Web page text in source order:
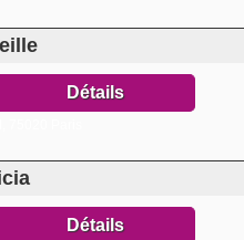
Détails
Détails